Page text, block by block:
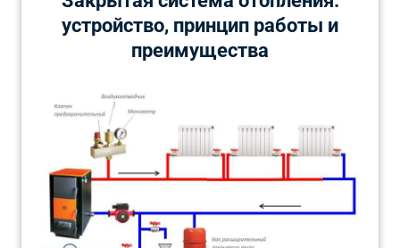
устройство, принцип работы и
преимущества